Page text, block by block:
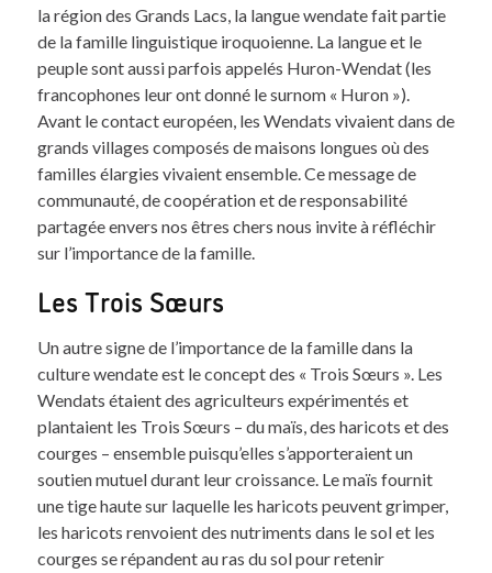
la région des Grands Lacs, la langue wendate fait partie
de la famille linguistique iroquoienne. La langue et le
peuple sont aussi parfois appelés Huron-Wendat (les
francophones leur ont donné le surnom « Huron »).
Avant le contact européen, les Wendats vivaient dans de
grands villages composés de maisons longues où des
familles élargies vivaient ensemble. Ce message de
communauté, de coopération et de responsabilité
partagée envers nos êtres chers nous invite à réfléchir
sur l’importance de la famille.
Les Trois Sœurs
Un autre signe de l’importance de la famille dans la
culture wendate est le concept des « Trois Sœurs ». Les
Wendats étaient des agriculteurs expérimentés et
plantaient les Trois Sœurs – du maïs, des haricots et des
courges – ensemble puisqu’elles s’apporteraient un
soutien mutuel durant leur croissance. Le maïs fournit
une tige haute sur laquelle les haricots peuvent grimper,
les haricots renvoient des nutriments dans le sol et les
courges se répandent au ras du sol pour retenir